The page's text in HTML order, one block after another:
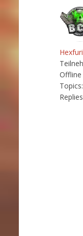
Offline
Topics: